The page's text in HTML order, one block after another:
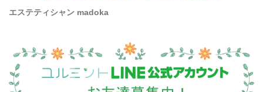
エステティシャン madoka